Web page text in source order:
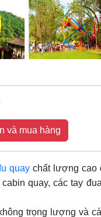
và mua hàng
quay chất lượng cao
quay, các tay
trọng lượng và